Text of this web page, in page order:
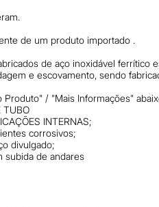
de um produto importado .
de aço inoxidável ferrítico
e escovamento, sendo
/ "Mais Informações"
TUBO
INTERNAS;
corrosivos;
divulgado;
subida de andares